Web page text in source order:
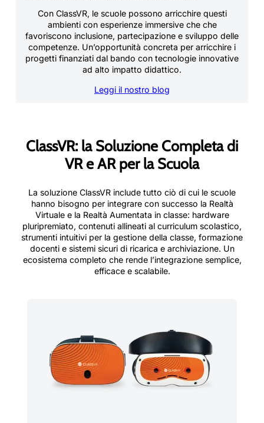
Con ClassVR, le scuole possono arricchire questi
ambienti con esperienze immersive che che
favoriscono inclusione, partecipazione e sviluppo delle
competenze. Un’opportunità concreta per arricchire i
progetti finanziati dal bando con tecnologie innovative
ad alto impatto didattico.
Leggi il nostro blog
ClassVR: la Soluzione Completa di
VR e AR per la Scuola
La soluzione ClassVR include tutto ciò di cui le scuole
hanno bisogno per integrare con successo la Realtà
Virtuale e la Realtà Aumentata in classe: hardware
pluripremiato, contenuti allineati al curriculum scolastico,
strumenti intuitivi per la gestione della classe, formazione
docenti e sistemi sicuri di ricarica e archiviazione. Un
ecosistema completo che rende l’integrazione semplice,
efficace e scalabile.